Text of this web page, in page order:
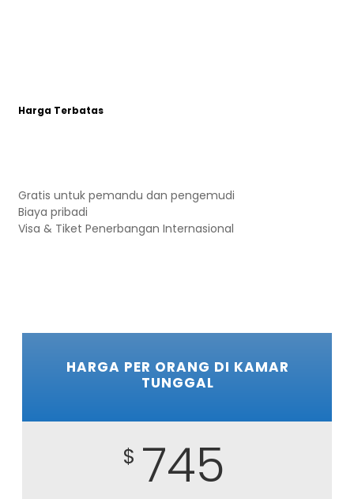
Harga Terbatas
Gratis untuk pemandu dan pengemudi
Biaya pribadi
Visa & Tiket Penerbangan Internasional
HARGA PER ORANG DI KAMAR
TUNGGAL
$ 745